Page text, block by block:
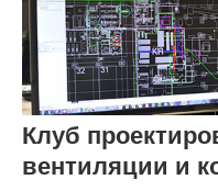
Клуб
вентиляции и